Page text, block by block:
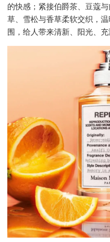
的快感；紧接伯爵茶、豆蔻
草、雪松与香草柔软交织，
围，给人带来清新、阳光、充